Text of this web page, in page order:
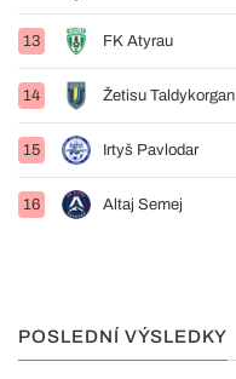
13 FK Atyrau
14 Žetisu Taldykorgan
15 Irtyš Pavlodar
16 Altaj Semej
POSLEDNÍ VÝSLEDKY